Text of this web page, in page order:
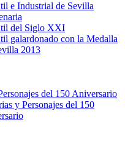
e Industrial de Sevilla
del Siglo XXI
galardonado con la Medalla
2013
del 150 Aniversario
y Personajes del 150